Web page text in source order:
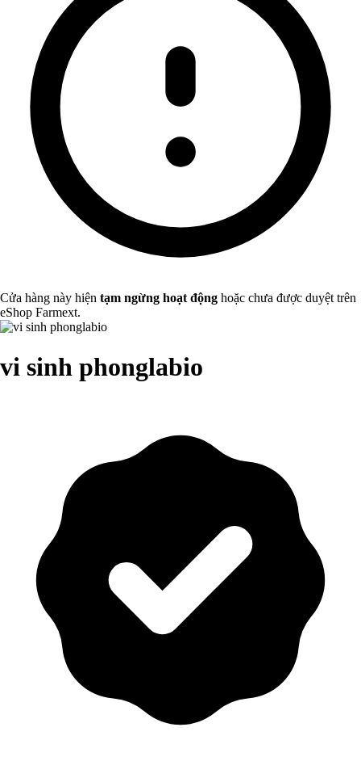
Cửa hàng này hiện tạm ngừng hoạt động hoặc chưa được duyệt trên
eShop Farmext.
vi sinh phonglabio